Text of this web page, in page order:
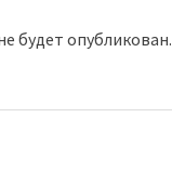
будет опубликован.